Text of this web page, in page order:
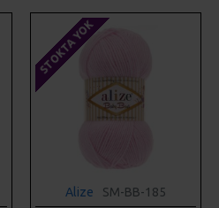
STOKTA YOK
Alize SM-BB-185